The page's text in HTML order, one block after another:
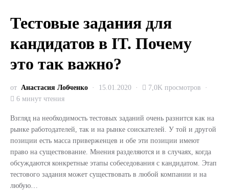
Тестовые задания для
кандидатов в IT. Почему
это так важно?
от Анастасия Лобченко 15.01.2020
7,0K просмотров
6 минут чтения
Взгляд на необходимость тестовых заданий очень разнится как на
рынке работодателей, так и на рынке соискателей. У той и другой
позиции есть масса приверженцев и обе эти позиции имеют
право на существование. Мнения разделяются и в случаях, когда
обсуждаются конкретные этапы собеседования с кандидатом. Этап
тестового задания может существовать в любой компании и на
любую…